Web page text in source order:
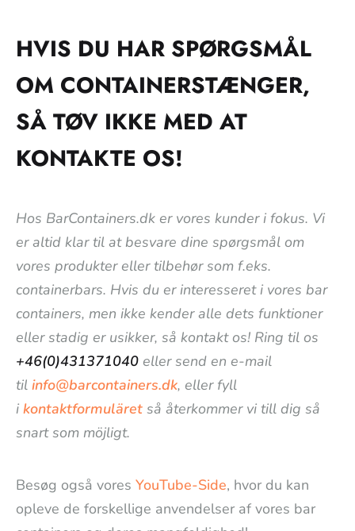
HVIS DU HAR SPØRGSMÅL
OM CONTAINERSTÆNGER,
SÅ TØV IKKE MED AT
KONTAKTE OS!
Hos BarContainers.dk er vores kunder i fokus. Vi
er altid klar til at besvare dine spørgsmål om
vores produkter eller tilbehør som f.eks.
containerbars. Hvis du er interesseret i vores bar
containers, men ikke kender alle dets funktioner
eller stadig er usikker, så kontakt os! Ring til os
+46(0)431371040 eller send en e-mail
til info@barcontainers.dk, eller fyll
i kontaktformuläret så återkommer vi till dig så
snart som möjligt.
Besøg også vores YouTube-Side, hvor du kan
opleve de forskellige anvendelser af vores bar